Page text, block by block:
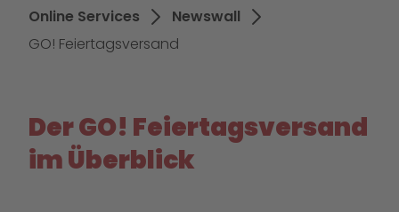
Online Services
Newswall
GO! Feiertagsversand
Der GO! Feiertagsversand
im Überblick